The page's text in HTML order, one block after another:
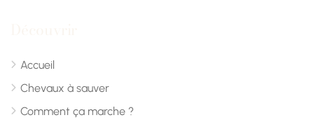
Accueil
Chevaux à sauver
Comment ça marche ?